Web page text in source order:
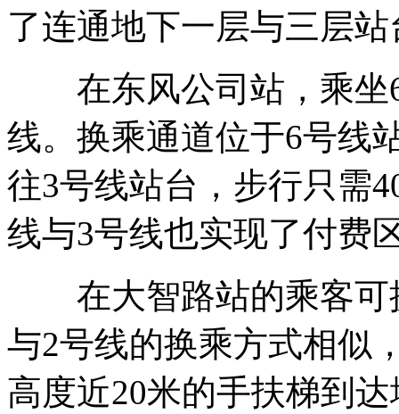
了连通地下一层与三层
在东风公司站，乘坐6
线。换乘通道位于6号线
往3号线站台，步行只需
线与3号线也实现了付费
在大智路站的乘客可
与2号线的换乘方式相似
高度近20米的手扶梯到